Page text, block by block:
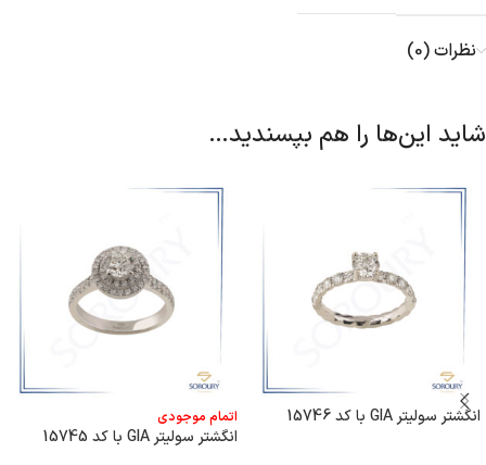
نظرات (0)
شاید این‌ها را هم بپسندید…
انگشتر سولیتر GIA با کد 15746 اتمام موجودی
انگشتر سولیتر GIA با کد 15745